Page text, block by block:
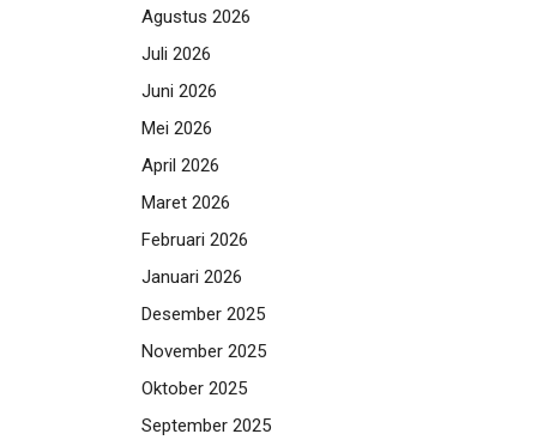
Agustus 2026
Juli 2026
Juni 2026
Mei 2026
April 2026
Maret 2026
Februari 2026
Januari 2026
Desember 2025
November 2025
Oktober 2025
September 2025